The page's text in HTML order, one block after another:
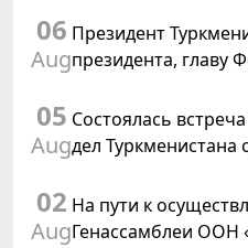
Туркменистане
06
Aug
Президент
президента, главу
Швейцарской
05
Aug
Состоялась
дел
02
Aug
На пути к
Генассамблеи ООН